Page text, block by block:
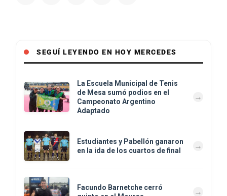
SEGUÍ LEYENDO EN HOY MERCEDES
La Escuela Municipal de Tenis
de Mesa sumó podios en el
Campeonato Argentino
Adaptado
Estudiantes y Pabellón ganaron
en la ida de los cuartos de final
Facundo Barnetche cerró